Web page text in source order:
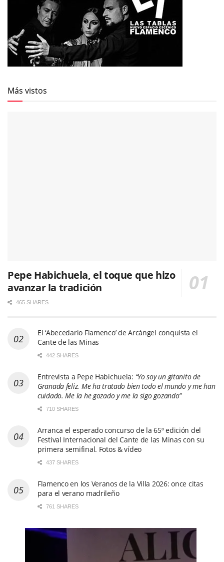
Más vistos
Pepe Habichuela, el toque que hizo
avanzar la tradición
465 SHARES
El ‘Abecedario Flamenco’ de Arcángel conquista el
Cante de las Minas
442 SHARES
Entrevista a Pepe Habichuela: “Yo soy un gitanito de
Granada feliz. Me ha tratado bien todo el mundo y me han
cuidado. Me la he gozado y me la sigo gozando”
710 SHARES
Arranca el esperado concurso de la 65º edición del
Festival Internacional del Cante de las Minas con su
primera semifinal. Fotos & vídeo
437 SHARES
Flamenco en los Veranos de la Villa 2026: once citas
para el verano madrileño
761 SHARES